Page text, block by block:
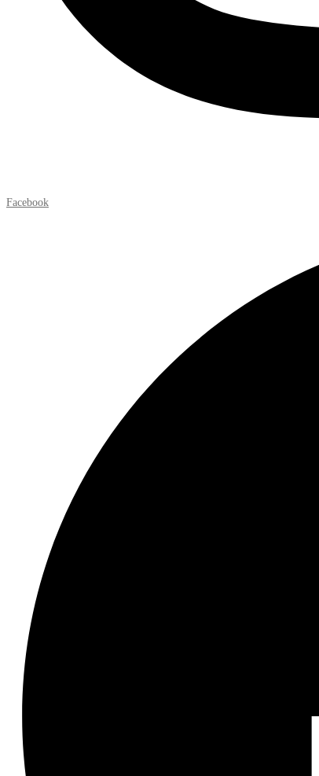
Facebook